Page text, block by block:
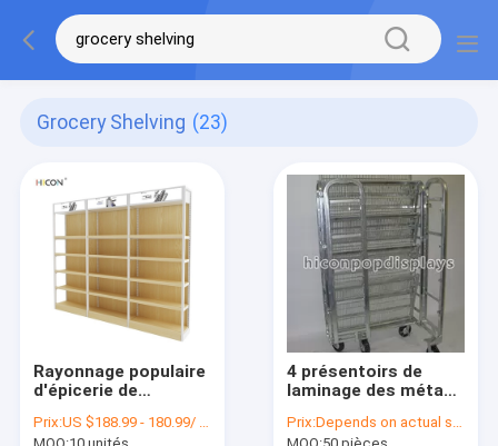
Grocery Shelving (23)
Rayonnage populaire
d'épicerie de
Brown de plancher à
Prix:US $188.99 - 180.99/ Piece
4 présentoirs de
laminage des métaux
promotion de
Prix:Depends on actual specifications